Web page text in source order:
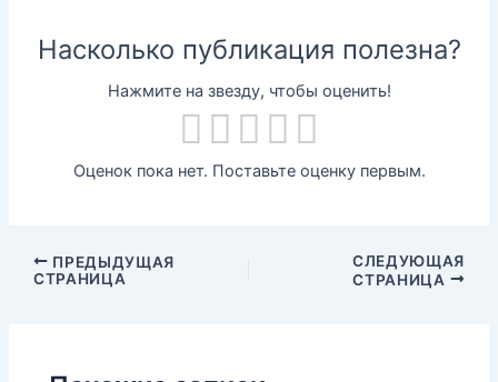
Насколько публикация полезна?
Нажмите на звезду, чтобы оценить!
Оценок пока нет. Поставьте оценку первым.
ПРЕДЫДУЩАЯ
СТРАНИЦА
СЛЕДУЮЩАЯ
СТРАНИЦА